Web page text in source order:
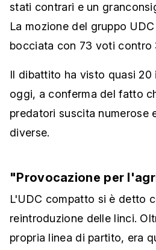
stati contrari e un
La mozione del gruppo
bocciata con 73 voti contro
Il dibattito ha visto quasi 20
oggi, a conferma del fatto
predatori suscita numerose
diverse.
"Provocazione per
L'UDC compatto si è detto
reintroduzione delle linci.
propria linea di partito, era